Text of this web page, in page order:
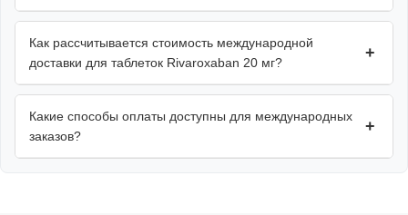
Как рассчитывается стоимость международной
доставки для таблеток Rivaroxaban 20 мг?
+
Какие способы оплаты доступны для международных
заказов?
+